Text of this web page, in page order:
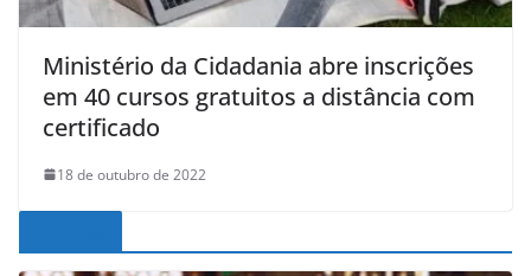
Ministério da Cidadania abre inscrições
em 40 cursos gratuitos a distância com
certificado
18 de outubro de 2022